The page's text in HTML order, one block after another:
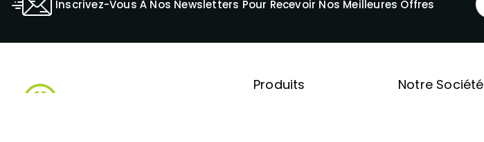
Inscrivez-Vous À Nos Newsletters Pour Recevoir Nos Meilleures Offres
Produits Notre Société